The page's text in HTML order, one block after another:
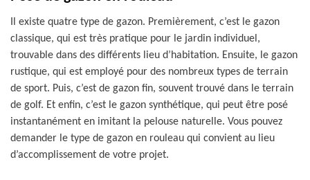
Il existe quatre type de gazon. Premièrement, c’est le gazon
classique, qui est très pratique pour le jardin individuel,
trouvable dans des différents lieu d’habitation. Ensuite, le gazon
rustique, qui est employé pour des nombreux types de terrain
de sport. Puis, c’est de gazon fin, souvent trouvé dans le terrain
de golf. Et enfin, c’est le gazon synthétique, qui peut être posé
instantanément en imitant la pelouse naturelle. Vous pouvez
demander le type de gazon en rouleau qui convient au lieu
d’accomplissement de votre projet.